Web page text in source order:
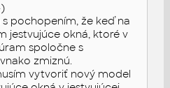
pochopením, že keď na
jestvujúce okná, ktoré v
spoločne s
zmiznú.
vytvoriť nový model